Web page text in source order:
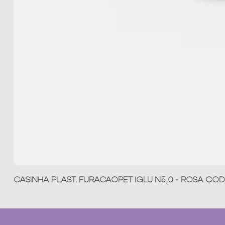
CASINHA PLAST. FURACAOPET IGLU N5,0 - ROSA COD